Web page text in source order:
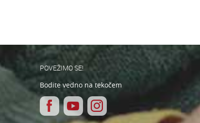
POVEŽIMO SE!
Bodite vedno na tekočem